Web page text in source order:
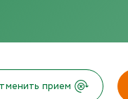
прием